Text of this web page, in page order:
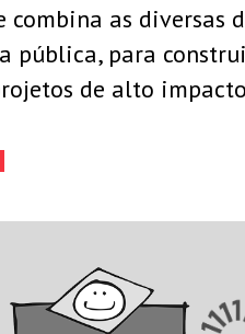
combina as diversas
pública, para
de alto